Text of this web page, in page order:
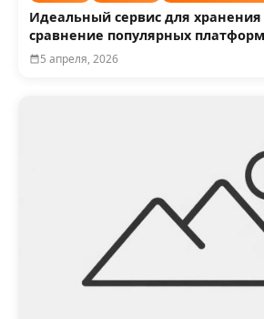
Идеальный сервис для
сравнение популярных платформ
5 апреля, 2026